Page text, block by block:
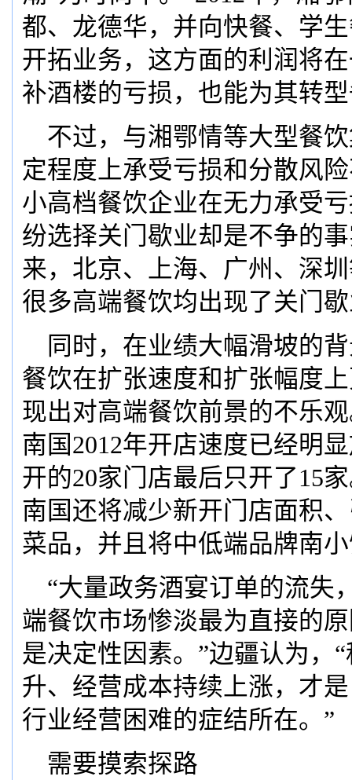
都、龙德华，并向快餐、学
开拓业务，这方面的利润将
补酒楼的亏损，也能为其转
不过，与湘鄂情等大型餐
定程度上承受亏损和分散风
小高档餐饮企业在无力承受
纷选择关门歇业却是不争的
来，北京、上海、广州、深
很多高端餐饮均出现了关门
同时，在业绩大幅滑坡的
餐饮在扩张速度和扩张幅度
现出对高端餐饮前景的不乐
南国2012年开店速度已经明
开的20家门店最后只开了15
南国还将减少新开门店面积
菜品，并且将中低端品牌南
“大量政务酒宴订单的流失
端餐饮市场惨淡最为直接的
是决定性因素。”边疆认为，
升、经营成本持续上涨，才
行业经营困难的症结所在。”
需要摸索探路